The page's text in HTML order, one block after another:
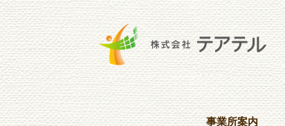
事業所案内